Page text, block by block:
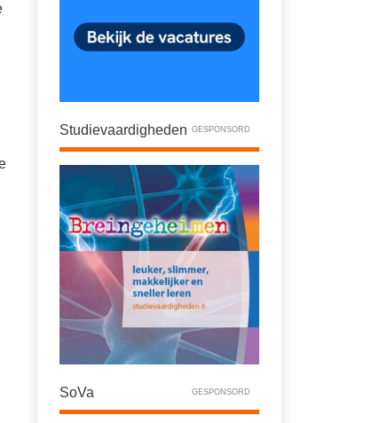
Studievaardigheden GESPONSORD
SoVa GESPONSORD